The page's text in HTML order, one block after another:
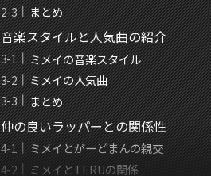
まとめ
音楽スタイルと人気曲の紹介
ミメイの音楽スタイル
ミメイの人気曲
まとめ
仲の良いラッパーとの関係性
ミメイとがーどまんの親交
ミメイとTERUの関係